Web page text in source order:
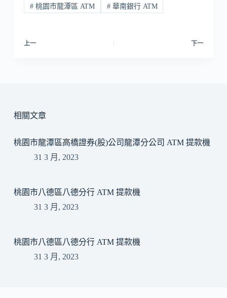
#桃園市龍潭區 ATM #華南銀行 ATM
上一 下一
相關文章
桃園市龍潭區高橋證券(股)公司龍潭分公司 ATM 提款機
31 3 月, 2023
桃園市八德區八德分行 ATM 提款機
31 3 月, 2023
桃園市八德區八德分行 ATM 提款機
31 3 月, 2023